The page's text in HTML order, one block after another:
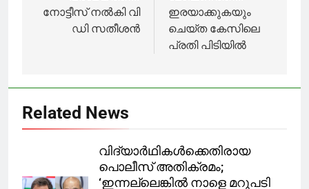
നോട്ടീസ് നൽകി വി
ഡി സതീശൻ
ഇരയാക്കുകയും
ചെയ്ത കേസിലെ
പ്രതി പിടിയിൽ
Related News
വിദ്യാര്‍ഥികള്‍ക്കെതിരായ
പൊലീസ് അതിക്രമം;
‘ഇന്നല്ലെങ്കില്‍ നാളെ മറുപടി